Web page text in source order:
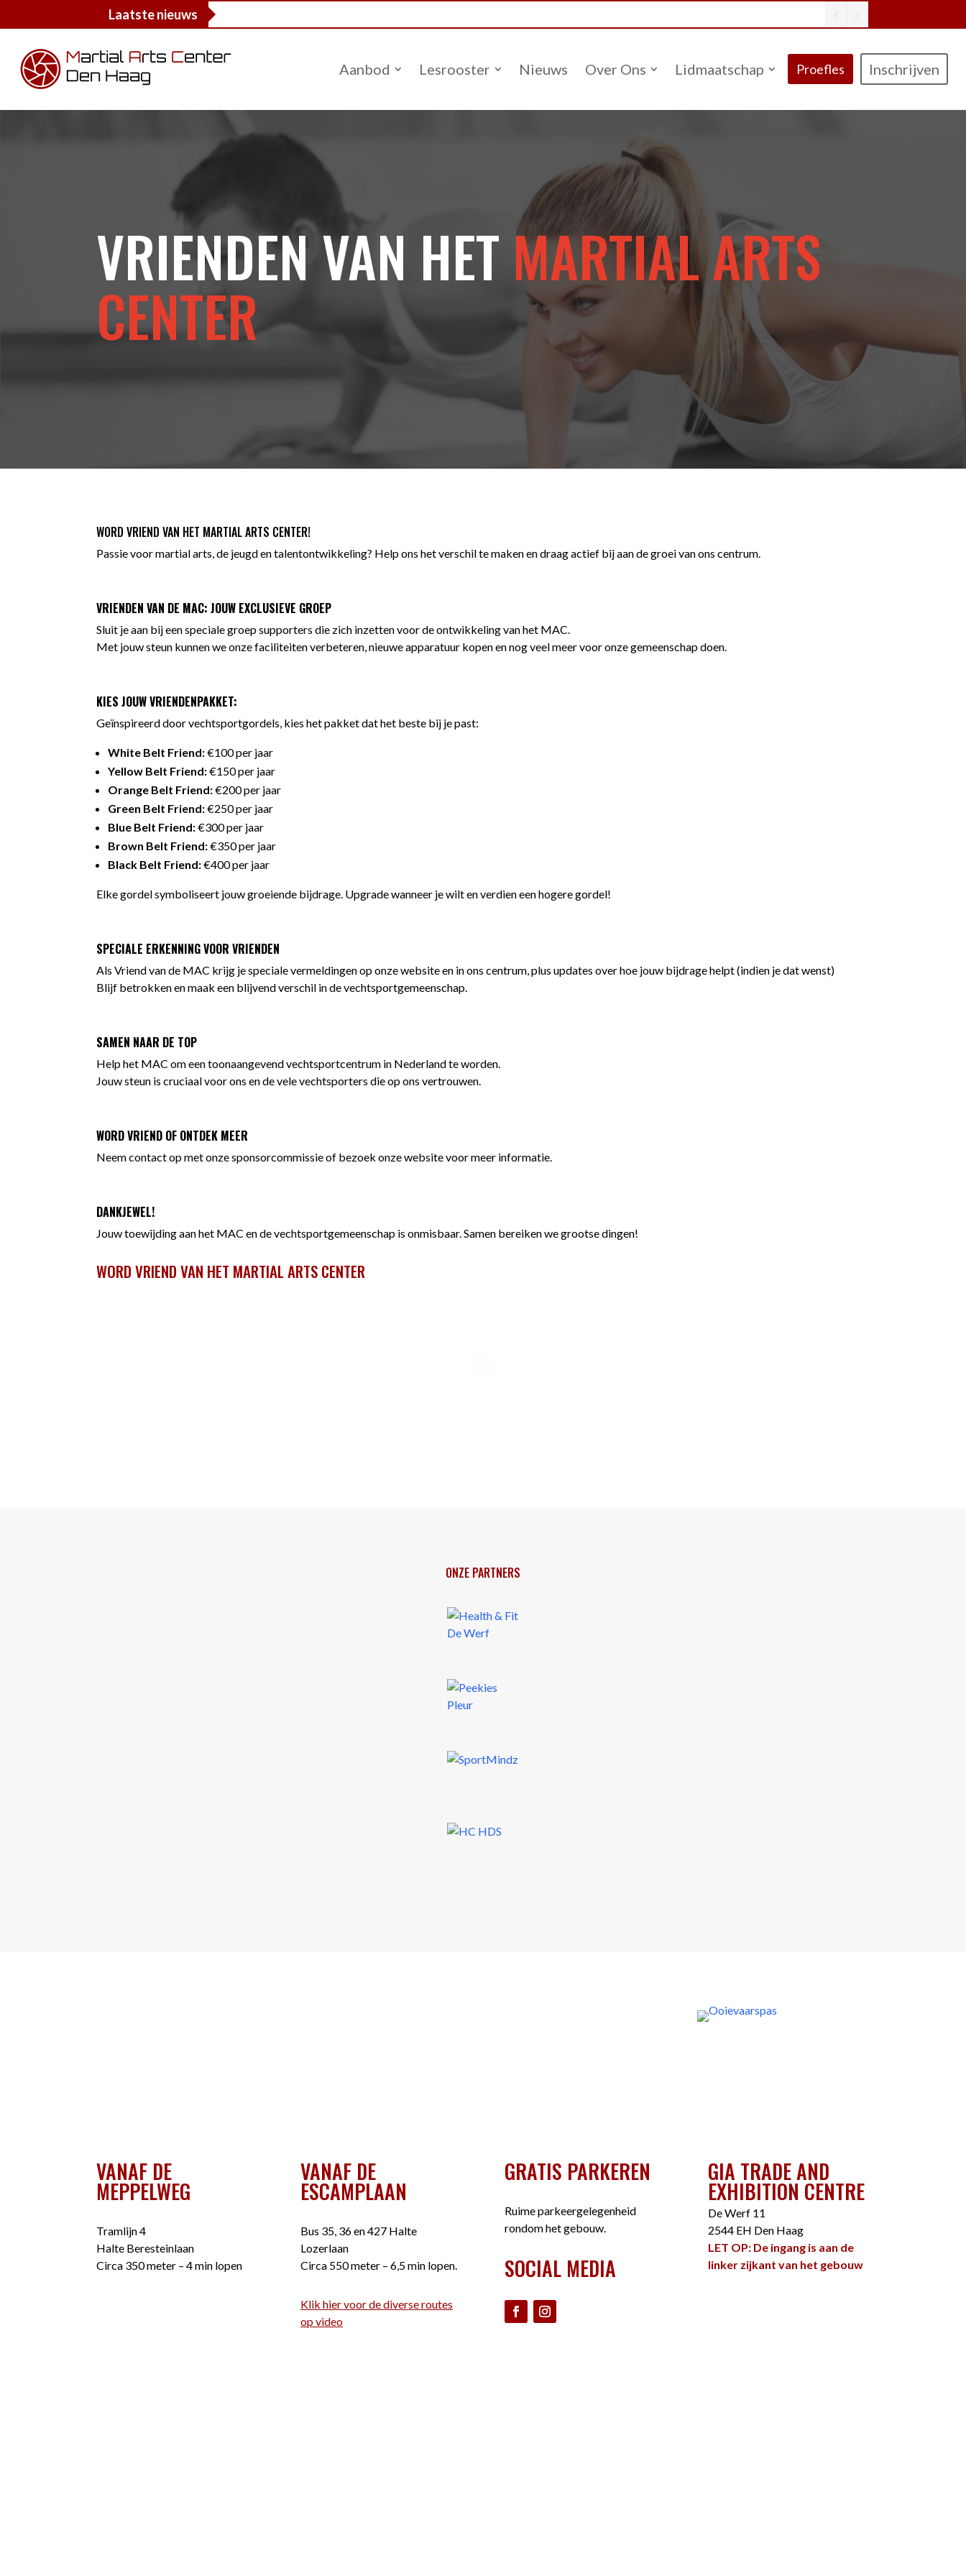
Laatste nieuws
Aanbod Lesrooster Nieuws Over Ons Lidmaatschap Proefles Inschrijven
VRIENDEN VAN HET MARTIAL ARTS
CENTER
WORD VRIEND VAN HET MARTIAL ARTS CENTER!
Passie voor martial arts, de jeugd en talentontwikkeling? Help ons het verschil te maken en draag actief bij aan de groei van ons centrum.
VRIENDEN VAN DE MAC: JOUW EXCLUSIEVE GROEP
Sluit je aan bij een speciale groep supporters die zich inzetten voor de ontwikkeling van het MAC.
Met jouw steun kunnen we onze faciliteiten verbeteren, nieuwe apparatuur kopen en nog veel meer voor onze gemeenschap doen.
KIES JOUW VRIENDENPAKKET:
Geïnspireerd door vechtsportgordels, kies het pakket dat het beste bij je past:
White Belt Friend:€100 per jaar
Yellow Belt Friend:€150 per jaar
Orange Belt Friend:€200 per jaar
Green Belt Friend:€250 per jaar
Blue Belt Friend:€300 per jaar
Brown Belt Friend:€350 per jaar
Black Belt Friend:€400 per jaar
Elke gordel symboliseert jouw groeiende bijdrage. Upgrade wanneer je wilt en verdien een hogere gordel!
SPECIALE ERKENNING VOOR VRIENDEN
Als Vriend van de MAC krijg je speciale vermeldingen op onze website en in ons centrum, plus updates over hoe jouw bijdrage helpt (indien je dat wenst)
Blijf betrokken en maak een blijvend verschil in de vechtsportgemeenschap.
SAMEN NAAR DE TOP
Help het MAC om een toonaangevend vechtsportcentrum in Nederland te worden.
Jouw steun is cruciaal voor ons en de vele vechtsporters die op ons vertrouwen.
WORD VRIEND OF ONTDEK MEER
Neem contact op met onze sponsorcommissie of bezoek onze website voor meer informatie.
DANKJEWEL!
Jouw toewijding aan het MAC en de vechtsportgemeenschap is onmisbaar. Samen bereiken we grootse dingen!
WORD VRIEND VAN HET MARTIAL ARTS CENTER
ONZE PARTNERS
VANAF DE
MEPPELWEG
Tramlijn 4
Halte Beresteinlaan
Circa 350 meter – 4 min lopen
VANAF DE
ESCAMPLAAN
Bus 35, 36 en 427 Halte
Lozerlaan
Circa 550 meter – 6,5 min lopen.
Klik hier voor de diverse routes
op video
GRATIS PARKEREN
Ruime parkeergelegenheid
rondom het gebouw.
SOCIAL MEDIA
GIA TRADE AND
EXHIBITION CENTRE
De Werf 11
2544 EH Den Haag
LET OP: De ingang is aan de
linker zijkant van het gebouw